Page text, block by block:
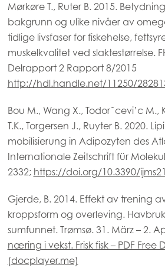
Mørkøre T., Ruter B. 2015.
bakgrunn og ulike nivåer av
tidlige livsfaser for fiskehelse,
muskelkvalitet ved slaktestørrelse.
Delrapport 2 Rapport 8/2015
http://hdl.handle.net/11250/
Bou M., Wang X., Todorˇcevi’c
T.K., Torgersen J., Ruyter B. 2020.
mobilisierung in Adipozyten des
Internationale Zeitschrift für
2332; https://doi.org/10.3390/
Gjerde, B. 2014. Effekt av trening
kroppsform og overleving.
sumfunnet. Trømsø. 31. März – 2.
næring i vekst. Frisk fisk – PDF Free
(docplayer.me)